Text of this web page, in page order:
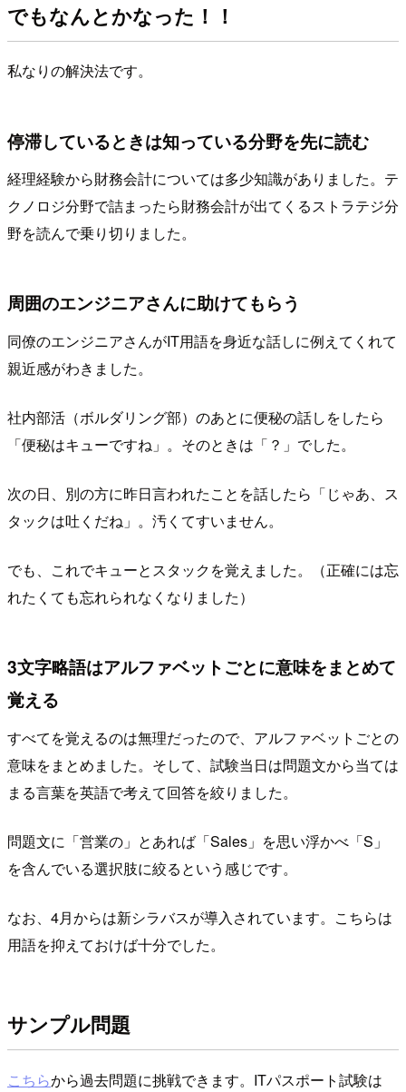
でもなんとかなった！！
私なりの解決法です。
停滞しているときは知っている分野を先に読む
経理経験から財務会計については多少知識がありました。テ
クノロジ分野で詰まったら財務会計が出てくるストラテジ分
野を読んで乗り切りました。
周囲のエンジニアさんに助けてもらう
同僚のエンジニアさんがIT用語を身近な話しに例えてくれて
親近感がわきました。
社内部活（ボルダリング部）のあとに便秘の話しをしたら
「便秘はキューですね」。そのときは「？」でした。
次の日、別の方に昨日言われたことを話したら「じゃあ、ス
タックは吐くだね」。汚くてすいません。
でも、これでキューとスタックを覚えました。（正確には忘
れたくても忘れられなくなりました）
3文字略語はアルファベットごとに意味をまとめて
覚える
すべてを覚えるのは無理だったので、アルファベットごとの
意味をまとめました。そして、試験当日は問題文から当ては
まる言葉を英語で考えて回答を絞りました。
問題文に「営業の」とあれば「Sales」を思い浮かべ「S」
を含んでいる選択肢に絞るという感じです。
なお、4月からは新シラバスが導入されています。こちらは
用語を抑えておけば十分でした。
サンプル問題
こちらから過去問題に挑戦できます。ITパスポート試験は